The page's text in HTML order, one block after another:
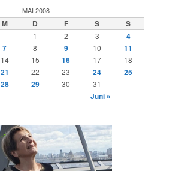
MAI 2008
M D F S S
1 2 3
4
7 8 9 10 11
14 15 16 17
18
21 22 23 24
25
28 29 30 31
Juni »